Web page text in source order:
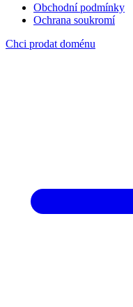
Obchodní podmínky
Ochrana soukromí
Chci prodat doménu